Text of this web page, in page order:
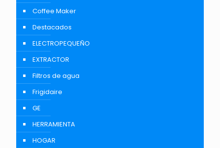
Coffee Maker
Destacados
ELECTROPEQUEÑO
EXTRACTOR
Filtros de agua
Frigidaire
GE
HERRAMIENTA
HOGAR